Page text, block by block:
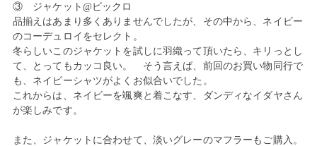
③ ジャケット@ビックロ
品揃えはあまり多くありませんでしたが、その中から、ネイビー
のコーデュロイをセレクト。
冬らしいこのジャケットを試しに羽織って頂いたら、キリっとし
て、とってもカッコ良い。 そう言えば、前回のお買い物同行で
も、ネイビーシャツがよくお似合いでした。
これからは、ネイビーを颯爽と着こなす、ダンディなイダヤさん
が楽しみです。
また、ジャケットに合わせて、淡いグレーのマフラーもご購入。